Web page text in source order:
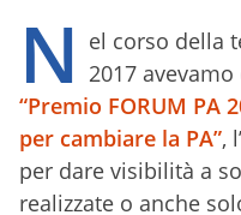
N
el corso della
2017
“Premio FORUM PA
per cambiare la PA”,
per dare visibilità a
realizzate o anche